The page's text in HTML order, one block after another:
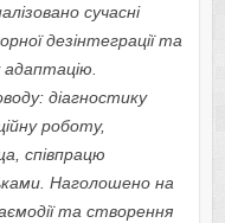
сучасні
дезінтеграції та
адаптацію.
діагностику
роботу,
співпрацю
Наголошено на
та створення